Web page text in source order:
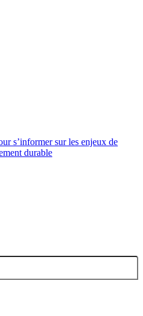
s’informer sur les enjeux de
durable